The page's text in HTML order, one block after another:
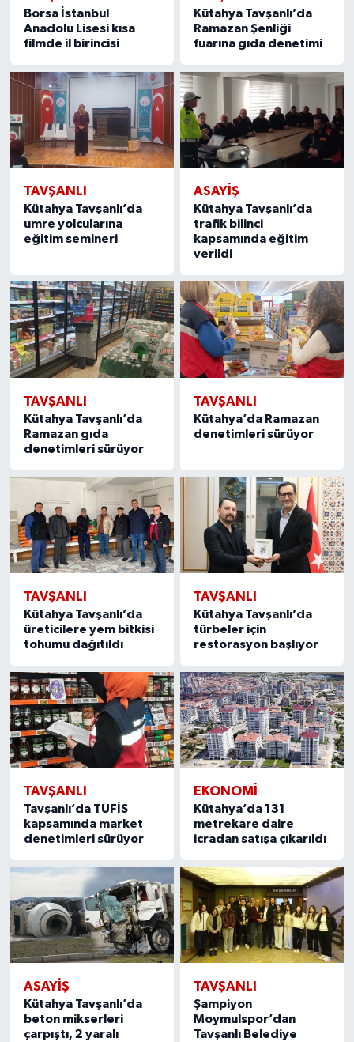
Borsa İstanbul
Anadolu Lisesi kısa
filmde il birincisi
Kütahya Tavşanlı’da
Ramazan Şenliği
fuarına gıda denetimi
TAVŞANLI
Kütahya Tavşanlı’da
umre yolcularına
eğitim semineri
ASAYIŞ
Kütahya Tavşanlı’da
trafik bilinci
kapsamında eğitim
verildi
TAVŞANLI
Kütahya Tavşanlı’da
Ramazan gıda
denetimleri sürüyor
TAVŞANLI
Kütahya’da Ramazan
denetimleri sürüyor
TAVŞANLI
Kütahya Tavşanlı’da
üreticilere yem bitkisi
tohumu dağıtıldı
TAVŞANLI
Kütahya Tavşanlı’da
türbeler için
restorasyon başlıyor
TAVŞANLI
Tavşanlı’da TUFİS
kapsamında market
denetimleri sürüyor
EKONOMI
Kütahya’da 131
metrekare daire
icradan satışa çıkarıldı
ASAYIŞ
Kütahya Tavşanlı’da
beton mikserleri
çarpıştı, 2 yaralı
TAVŞANLI
Şampiyon
Moymulspor’dan
Tavşanlı Belediye